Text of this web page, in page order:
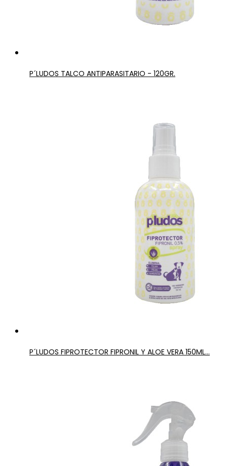
P´LUDOS TALCO ANTIPARASITARIO - 120GR.
P´LUDOS FIPROTECTOR FIPRONIL Y ALOE VERA 150ML...